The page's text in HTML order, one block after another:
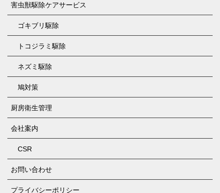
害虫獣駆除ケアサービス
ゴキブリ駆除
トコジラミ駆除
ネズミ駆除
鳩対策
厨房衛生管理
会社案内
CSR
お問い合わせ
プライバシーポリシー